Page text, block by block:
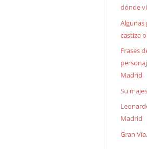
dónde
Algunas
castiza
Frases
Madrid
Su
Madrid
Gran